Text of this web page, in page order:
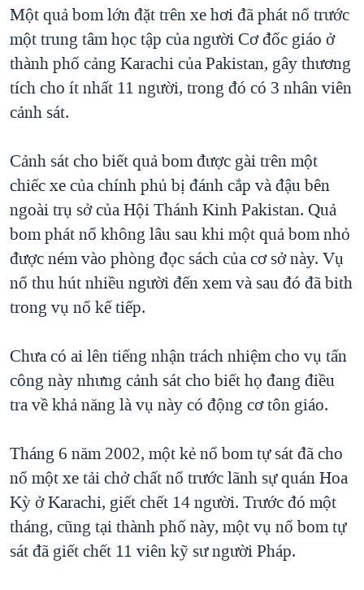
hướng
chính
Đi
tới
"Tìm"
MỤC
TỰ DO BÁO CHÍ
VẠCH TRẦN TIN GIẢ
NGƯỜI VIỆT HẢI NGOẠI
KINH TẾ
KHOA HỌC
SỨC KHOẺ
VĂN HOÁ
THỂ THAO
GIÁO DỤC
CHUYÊN ĐỀ
CHIẾN TRANH THƯƠNG MẠI CỦA MỸ: QUÁ KHỨ VÀ HIỆN
TẠI
HÀNH TRÌNH BẦU CỬ 2024
MỘT NĂM CHIẾN TRANH TẠI DẢI GAZA
GIẢI MÃ VÀNH ĐAI & CON ĐƯỜNG
NGÀY TỊ NẠN THẾ GIỚI
TRỊNH VĨNH BÌNH - NGƯỜI HẠ 'BÊN THẮNG CUỘC'
GROUND ZERO – XƯA VÀ NAY
CHI PHÍ CHIẾN TRANH AFGHANISTAN
THƯỢNG ĐỈNH TRUMP-KIM TẠI VIỆT NAM
TRỊNH VĨNH BÌNH VS. CHÍNH PHỦ VIỆT NAM
NGƯ DÂN VIỆT VÀ LÀN SÓNG TRỘM HẢI SÂM
BÊN KIA QUỐC LỘ: TIẾNG VỌNG TỪ NÔNG THÔN MỸ
QUAN HỆ VIỆT MỸ
HỌC TIẾNG ANH
VIDEO
MẠNG XÃ HỘI
Ngôn ngữ khác
Một quả bom lớn đặt trên xe hơi đã phát nổ trước
một trung tâm học tập của người Cơ đốc giáo ở
thành phố cảng Karachi của Pakistan, gây thương
tích cho ít nhất 11 người, trong đó có 3 nhân viên
cảnh sát.
Cảnh sát cho biết quả bom được gài trên một
chiếc xe của chính phủ bị đánh cắp và đậu bên
ngoài trụ sở của Hội Thánh Kinh Pakistan. Quả
bom phát nổ không lâu sau khi một quả bom nhỏ
được ném vào phòng đọc sách của cơ sở này. Vụ
nổ thu hút nhiều người đến xem và sau đó đã bith
trong vụ nổ kế tiếp.
Chưa có ai lên tiếng nhận trách nhiệm cho vụ tấn
công này nhưng cảnh sát cho biết họ đang điều
tra về khả năng là vụ này có động cơ tôn giáo.
Tháng 6 năm 2002, một kẻ nổ bom tự sát đã cho
nổ một xe tải chở chất nổ trước lãnh sự quán Hoa
Kỳ ở Karachi, giết chết 14 người. Trước đó một
tháng, cũng tại thành phố này, một vụ nổ bom tự
sát đã giết chết 11 viên kỹ sư người Pháp.